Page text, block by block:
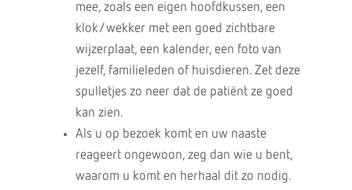
mee, zoals een eigen hoofdkussen, een
klok/wekker met een goed zichtbare
wijzerplaat, een kalender, een foto van
jezelf, familieleden of huisdieren. Zet deze
spulletjes zo neer dat de patiënt ze goed
kan zien.
Als u op bezoek komt en uw naaste
reageert ongewoon, zeg dan wie u bent,
waarom u komt en herhaal dit zo nodig.